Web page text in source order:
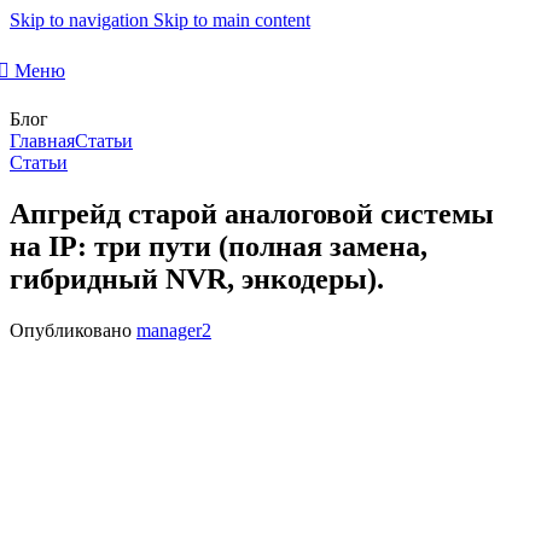
Skip to navigation Skip to main content
Меню
Блог
ГлавнаяСтатьи
Статьи
Апгрейд старой аналоговой системы
на IP: три пути (полная замена,
гибридный NVR, энкодеры).
Опубликовано manager2